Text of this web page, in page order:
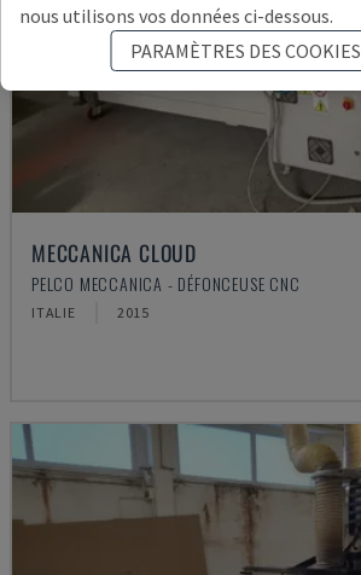
MECCANICA CLOUD
PELCO MECCANICA - DÉFONCEUSE CNC
ITALIE 2015
nous utilisons vos données ci-dessous.
PARAMÈTRES DES COOKIES